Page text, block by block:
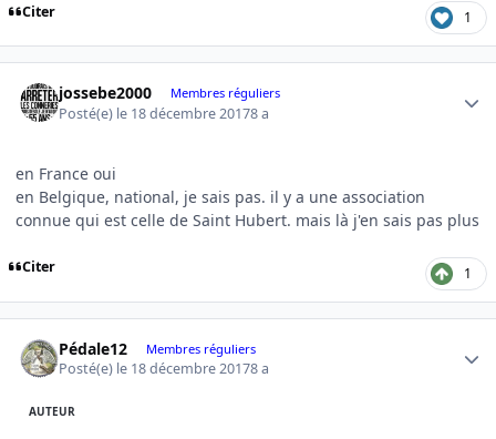
Citer 1
jossebe2000 Membres réguliers
Posté(e) le 18 décembre 20178 a
en France oui
en Belgique, national, je sais pas. il y a une association
connue qui est celle de Saint Hubert. mais là j'en sais pas plus
Citer 1
Pédale12 Membres réguliers
Posté(e) le 18 décembre 20178 a
AUTEUR